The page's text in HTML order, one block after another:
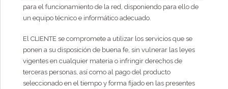
para el funcionamiento de la red, disponiendo para ello de
un equipo técnico e informático adecuado.
El CLIENTE se compromete a utilizar los servicios que se
ponen a su disposición de buena fe, sin vulnerar las leyes
vigentes en cualquier materia o infringir derechos de
terceras personas, así como al pago del producto
seleccionado en el tiempo y forma fijado en las presentes